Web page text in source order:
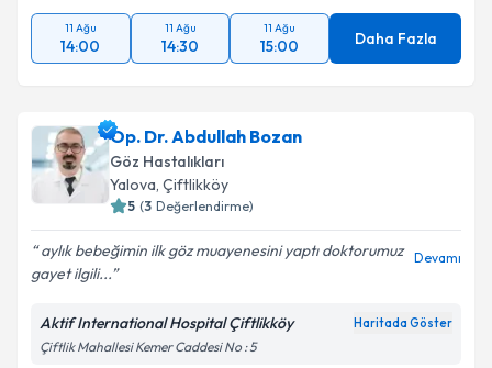
11 Ağu
14:00
11 Ağu
14:30
11 Ağu
15:00 Daha Fazla
Op. Dr. Abdullah Bozan
Göz Hastalıkları
Yalova, Çiftlikköy
5 (3 Değerlendirme)
aylık bebeğimin ilk göz muayenesini yaptı doktorumuz
gayet ilgili...
Devamı
Aktif International Hospital Çiftlikköy Haritada Göster
Çiftlik Mahallesi Kemer Caddesi No : 5